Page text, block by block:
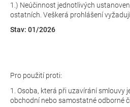
1.) Neúčinnost jednotlivých
ostatních. Veškerá prohlášení
Stav: 01/2026
Pro použití proti:
1. Osoba, která při uzavírání smlouvy
obchodní nebo samostatné odborné